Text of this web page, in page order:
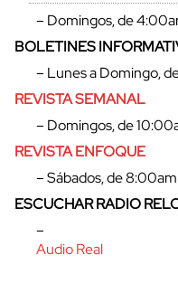
– Domingos, de
BOLETINES
– Lunes a Domingo,
REVISTA SEMANAL
– Domingos, de
REVISTA ENFOQUE
– Sábados, de
ESCUCHAR RADIO
–
Audio Real